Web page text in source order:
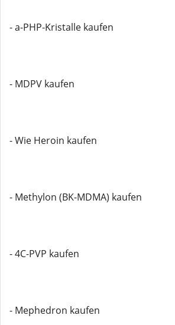
- a-PHP-Kristalle kaufen
- MDPV kaufen
- Wie Heroin kaufen
- Methylon (BK-MDMA) kaufen
- 4C-PVP kaufen
- Mephedron kaufen